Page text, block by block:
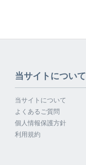
当サイトについて
当サイトについて
よくあるご質問
個人情報保護方針
利用規約